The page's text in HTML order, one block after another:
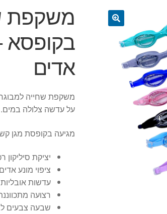
משקפת
בקופסא
אדים
משקפת שחייה
על עדשה צלולה במים.
מגיעה בקופסת מגן
יציקת
ציפוי מונע
עדשות
רצועה
שבעה צבעים